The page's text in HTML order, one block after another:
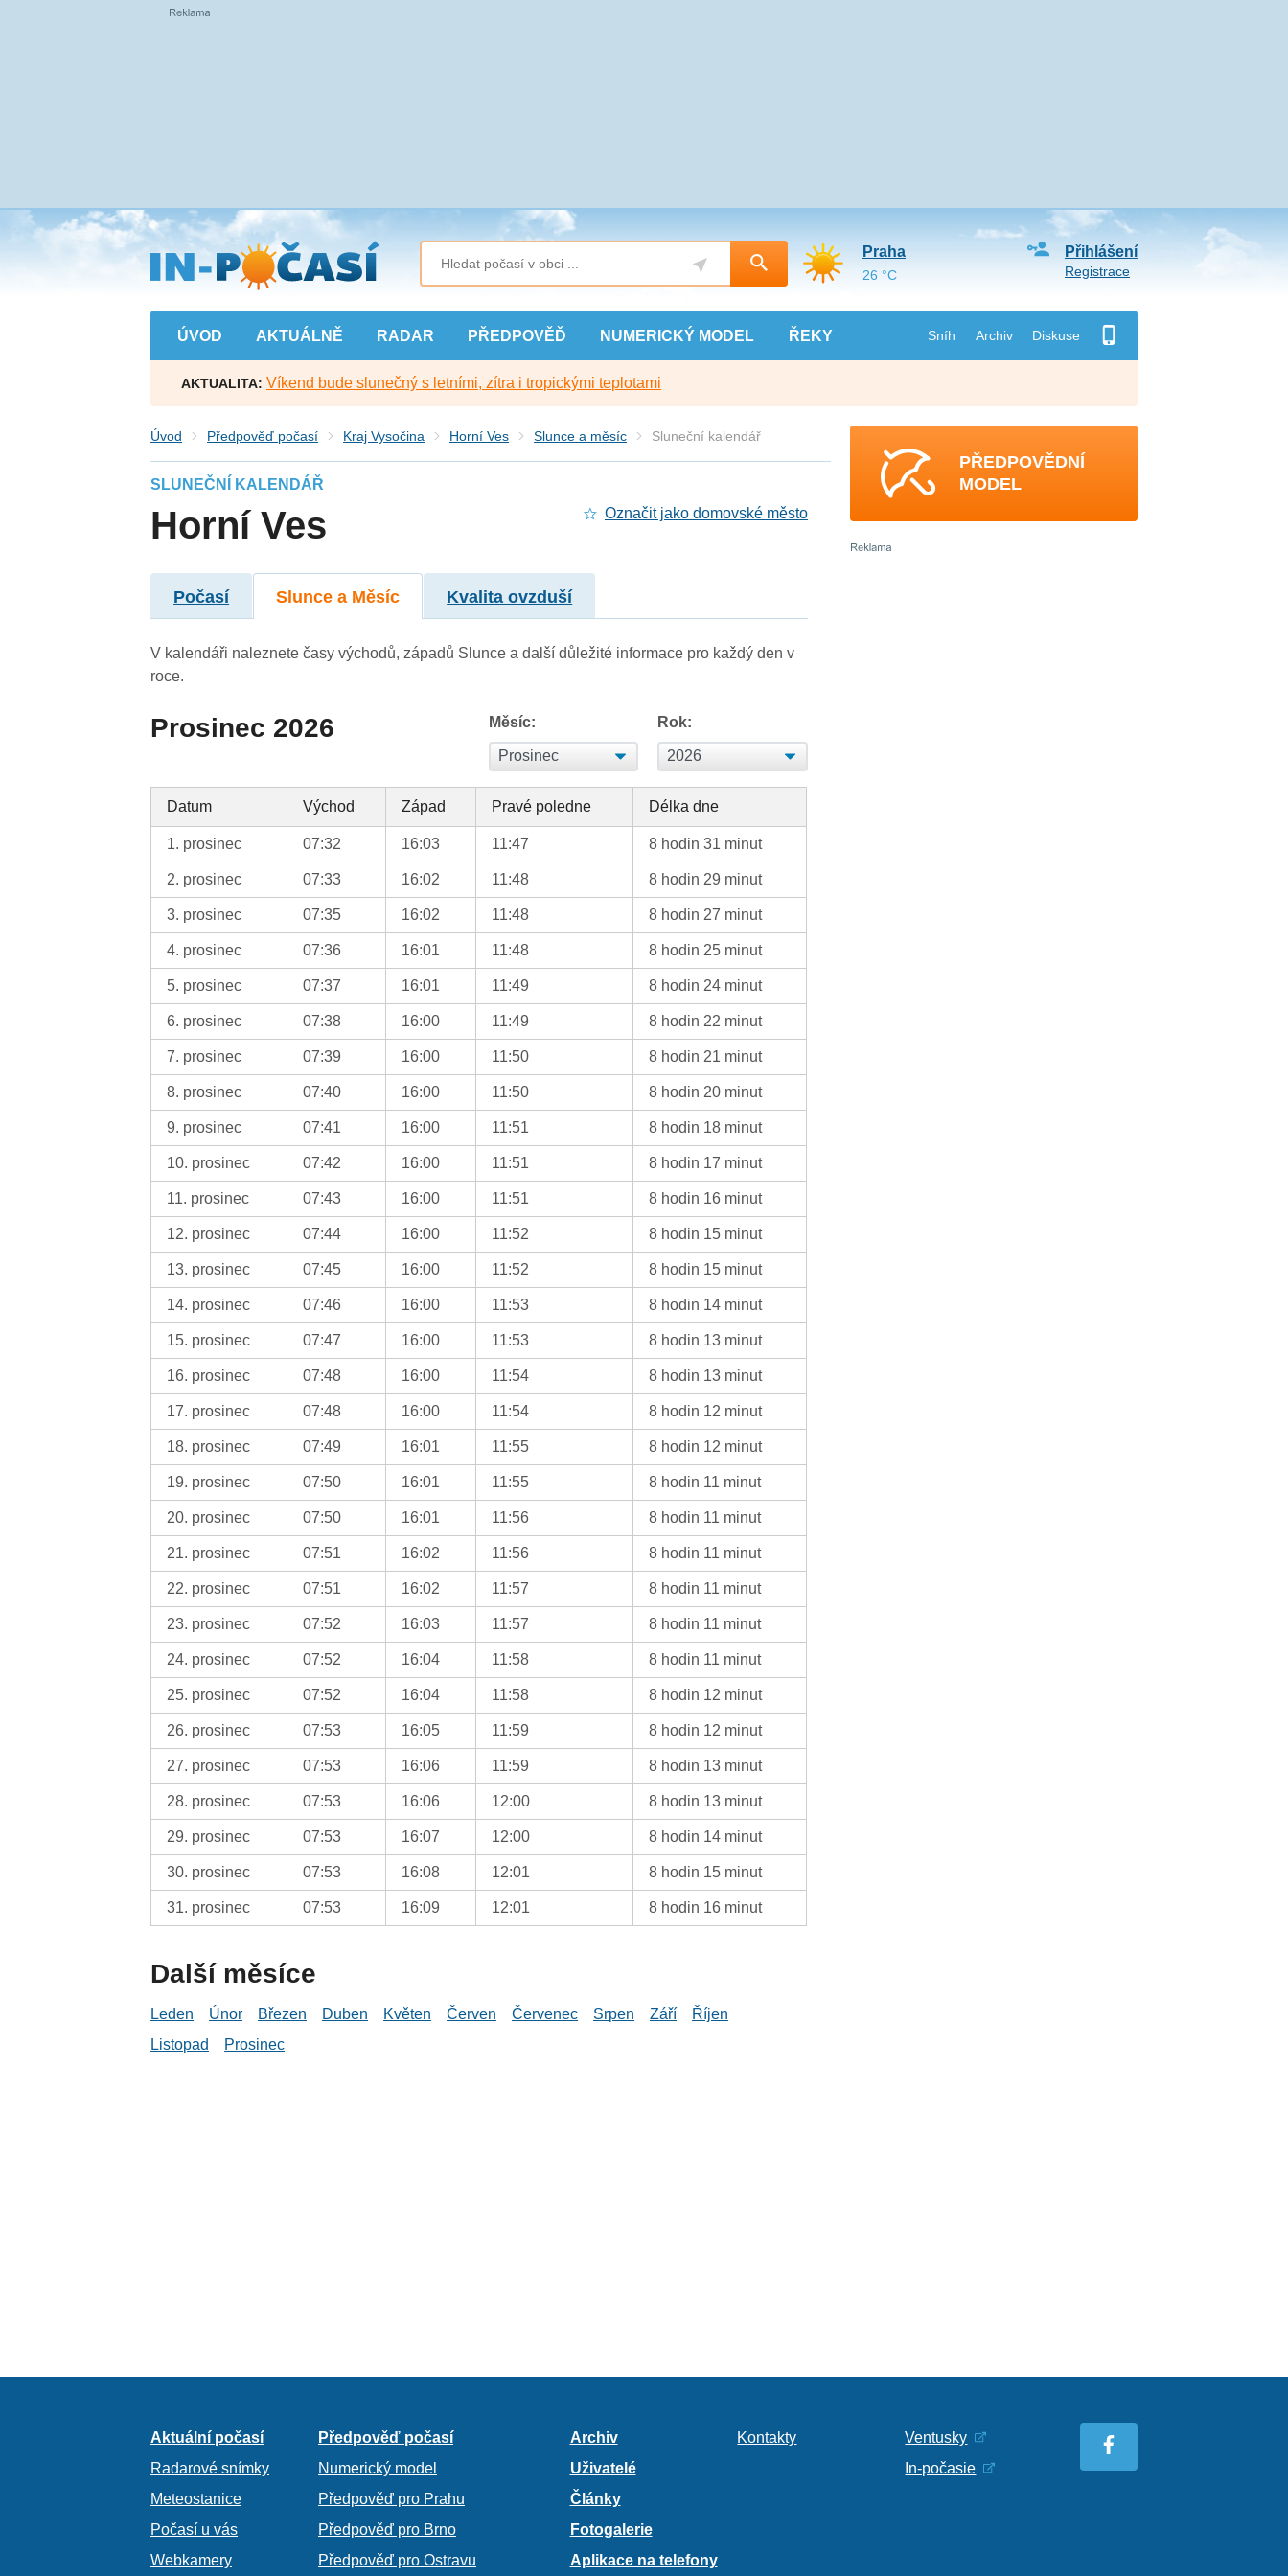
Přejít
na
hlavní
obsah
ÚVOD AKTUÁLNĚ RADAR PŘEDPOVĚĎ NUMERICKÝ MODEL ŘEKY Sníh Archiv Diskuse
Přihlášení
Registrace
Praha
26 °C
AKTUALITA: Víkend bude slunečný s letními, zítra i tropickými teplotami
Úvod Předpověď počasí Kraj Vysočina Horní Ves Slunce a měsíc Sluneční kalendář
SLUNEČNÍ KALENDÁŘ
Horní Ves Označit jako domovské město
Počasí Slunce a Měsíc Kvalita ovzduší
V kalendáři naleznete časy východů, západů Slunce a další důležité informace pro každý den v
roce.
Prosinec 2026 Měsíc: Rok:
Datum Východ Západ Pravé poledne Délka dne
1. prosinec 07:32 16:03 11:47 8 hodin 31 minut
2. prosinec 07:33 16:02 11:48 8 hodin 29 minut
3. prosinec 07:35 16:02 11:48 8 hodin 27 minut
4. prosinec 07:36 16:01 11:48 8 hodin 25 minut
5. prosinec 07:37 16:01 11:49 8 hodin 24 minut
6. prosinec 07:38 16:00 11:49 8 hodin 22 minut
7. prosinec 07:39 16:00 11:50 8 hodin 21 minut
8. prosinec 07:40 16:00 11:50 8 hodin 20 minut
9. prosinec 07:41 16:00 11:51 8 hodin 18 minut
10. prosinec 07:42 16:00 11:51 8 hodin 17 minut
11. prosinec 07:43 16:00 11:51 8 hodin 16 minut
12. prosinec 07:44 16:00 11:52 8 hodin 15 minut
13. prosinec 07:45 16:00 11:52 8 hodin 15 minut
14. prosinec 07:46 16:00 11:53 8 hodin 14 minut
15. prosinec 07:47 16:00 11:53 8 hodin 13 minut
16. prosinec 07:48 16:00 11:54 8 hodin 13 minut
17. prosinec 07:48 16:00 11:54 8 hodin 12 minut
18. prosinec 07:49 16:01 11:55 8 hodin 12 minut
19. prosinec 07:50 16:01 11:55 8 hodin 11 minut
20. prosinec 07:50 16:01 11:56 8 hodin 11 minut
21. prosinec 07:51 16:02 11:56 8 hodin 11 minut
22. prosinec 07:51 16:02 11:57 8 hodin 11 minut
23. prosinec 07:52 16:03 11:57 8 hodin 11 minut
24. prosinec 07:52 16:04 11:58 8 hodin 11 minut
25. prosinec 07:52 16:04 11:58 8 hodin 12 minut
26. prosinec 07:53 16:05 11:59 8 hodin 12 minut
27. prosinec 07:53 16:06 11:59 8 hodin 13 minut
28. prosinec 07:53 16:06 12:00 8 hodin 13 minut
29. prosinec 07:53 16:07 12:00 8 hodin 14 minut
30. prosinec 07:53 16:08 12:01 8 hodin 15 minut
31. prosinec 07:53 16:09 12:01 8 hodin 16 minut
Další měsíce
Leden Únor Březen Duben Květen Červen Červenec Srpen Září
Říjen
Listopad
Prosinec
PŘEDPOVĚDNÍ
MODEL
Aktuální počasí
Radarové snímky
Meteostanice
Počasí u vás
Webkamery
Předpověď počasí
Numerický model
Předpověď pro Prahu
Předpověď pro Brno
Předpověď pro Ostravu
Archiv
Uživatelé
Články
Fotogalerie
Aplikace na telefony
Kontakty
Ventusky
In-počasie